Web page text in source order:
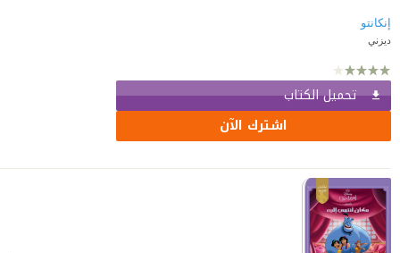
إنكانتو
ديزني
تحميل الكتاب
اشترك الآن